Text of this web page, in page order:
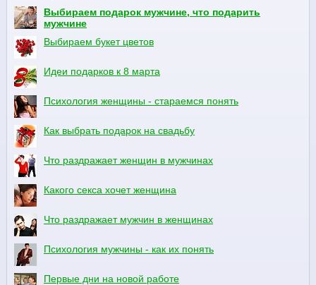
Выбираем подарок мужчине, что подарить
мужчине
Выбираем букет цветов
Идеи подарков к 8 марта
Психология женщины - стараемся понять
Как выбрать подарок на свадьбу
Что раздражает женщин в мужчинах
Какого секса хочет женщина
Что раздражает мужчин в женщинах
Психология мужчины - как их понять
Первые дни на новой работе